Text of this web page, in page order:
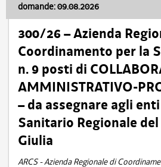
domande: 09.08.2026
300/26 – Azienda
Coordinamento per la
n. 9 posti di
AMMINISTRATIVO-
– da assegnare agli
Sanitario Regionale
Giulia
ARCS - Azienda Regionale di